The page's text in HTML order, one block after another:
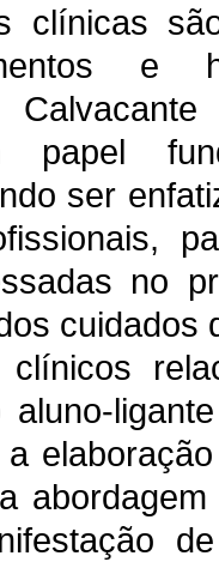
clínicas
e
papel
ser
no
cuidados